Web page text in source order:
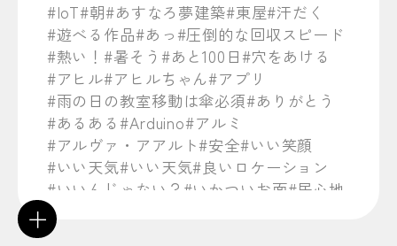
#IoT#朝#あすなろ夢建築#東屋#汗だく
#遊べる作品#あっ #圧倒的な回収スピード
#熱い！ #暑そう #あと100日 #穴をあける
#アヒル#アヒルちゃん#アプリ
#雨の日の教室移動は傘必須#ありがとう
#あるある #Arduino#アルミ
#アルヴァ・アアルト#安全#いい笑顔
#いい天気#いい天気#良いロケーション
#いいんじゃない？ #いかついお面#居心地
#イタリア
#行ってみたい
＋